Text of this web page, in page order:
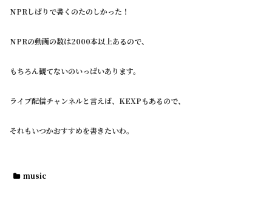
NPRしばりで書くのたのしかった！
NPRの動画の数は2000本以上あるので、
もちろん観てないのいっぱいあります。
ライブ配信チャンネルと言えば、KEXPもあるので、
それもいつかおすすめを書きたいわ。
music